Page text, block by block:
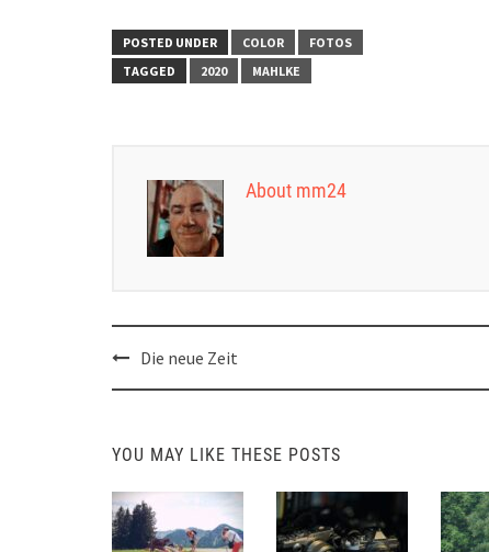
POSTED UNDER COLOR
FOTOS
TAGGED
2020 MAHLKE
About mm24
PostDie neue Zeit
YOU MAY LIKE THESE POSTS